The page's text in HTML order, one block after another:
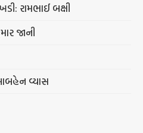
રામભાઈ બક્ષી
જાની
વ્યાસ